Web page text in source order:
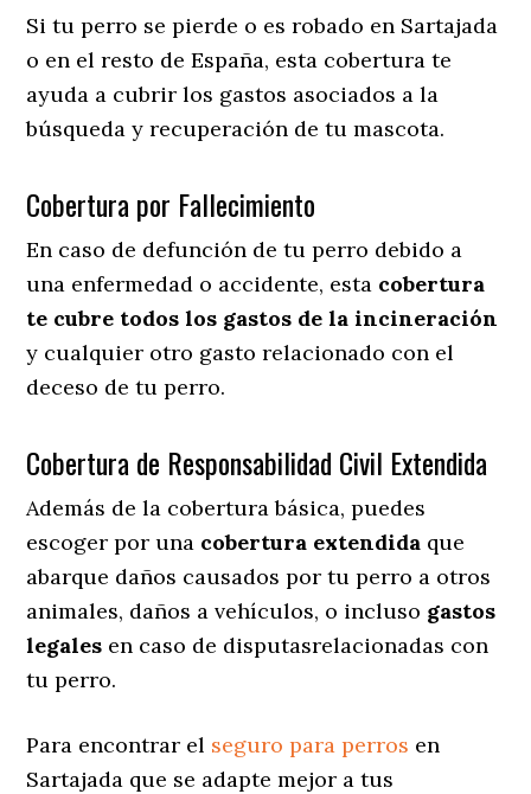
Si tu perro se pierde o es robado en Sartajada
o en el resto de España, esta cobertura te
ayuda a cubrir los gastos asociados a la
búsqueda y recuperación de tu mascota.
Cobertura por Fallecimiento
En caso de defunción de tu perro debido a
una enfermedad o accidente, esta cobertura
te cubre todos los gastos de la incineración
y cualquier otro gasto relacionado con el
deceso de tu perro.
Cobertura de Responsabilidad Civil Extendida
Además de la cobertura básica, puedes
escoger por una cobertura extendida que
abarque daños causados por tu perro a otros
animales, daños a vehículos, o incluso gastos
legales en caso de disputasrelacionadas con
tu perro.
Para encontrar el seguro para perros en
Sartajada que se adapte mejor a tus